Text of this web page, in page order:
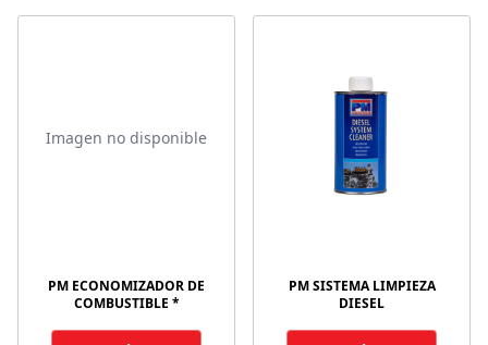
Imagen no disponible
PM ECONOMIZADOR DE
COMBUSTIBLE *
PM SISTEMA LIMPIEZA
DIESEL